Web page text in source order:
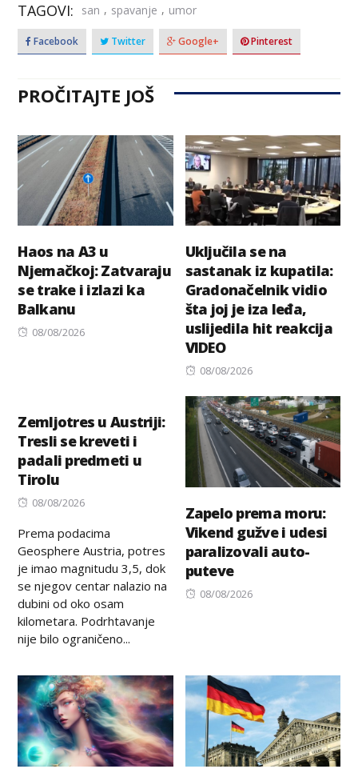
TAGOVI: san , spavanje , umor
Facebook Twitter Google+ Pinterest
PROČITAJTE JOŠ
Haos na A3 u
Njemačkoj: Zatvaraju
se trake i izlazi ka
Balkanu
Posted
08/08/2026
Uključila se na
sastanak iz kupatila:
Gradonačelnik vidio
šta joj je iza leđa,
uslijedila hit reakcija
VIDEO
Posted
08/08/2026
Zemljotres u Austriji:
Tresli se kreveti i
padali predmeti u
Tirolu
Posted
08/08/2026
Prema podacima
Geosphere Austria, potres
je imao magnitudu 3,5, dok
se njegov centar nalazio na
dubini od oko osam
kilometara. Podrhtavanje
nije bilo ograničeno...
Zapelo prema moru:
Vikend gužve i udesi
paralizovali auto-
puteve
Posted
08/08/2026